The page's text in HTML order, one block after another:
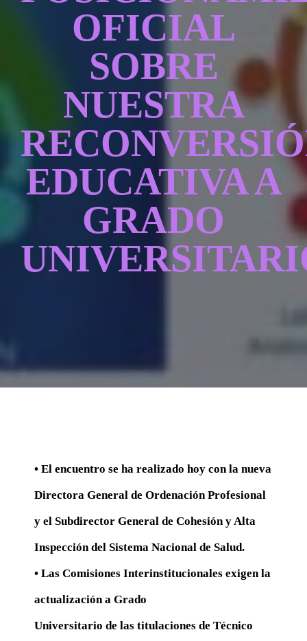
CONTACTAR
ACCEDER
OFICIAL
SOBRE
NUESTRA
EDUCATIVA A
GRADO
• El encuentro se ha realizado hoy con la nueva
Directora General de OrdenaciónProfesional
y el Subdirector General de Cohesión y Alta
Inspección del Sistema Nacional de Salud.
• Las Comisiones Interinstitucionales exigen la
actualización a Grado
Universitario de las titulaciones de Técnico